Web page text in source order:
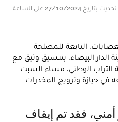
في 27/10/2024 على الساعة 22:00, تحديث بتاريخ 27/10/2024 على الساعة
التابعة للمصلحة
الدار البيضاء، بتنسيق وثيق مع
التراب الوطني، مساء السبت
في حيازة وترويج المخدرات